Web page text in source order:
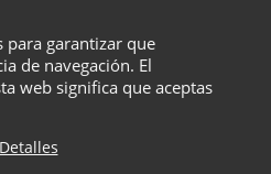
los gimmicks.
a menores de
para garantizar que
de navegación. El
web significa que aceptas